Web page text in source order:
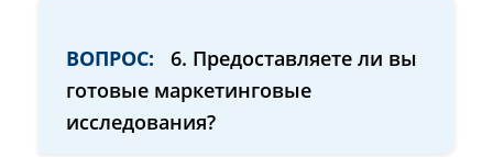
ВОПРОС:
6. Предоставляете ли вы
готовые маркетинговые
исследования?